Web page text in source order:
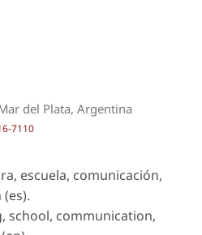
del Plata, Argentina
7110
escuela, comunicación,
school, communication,